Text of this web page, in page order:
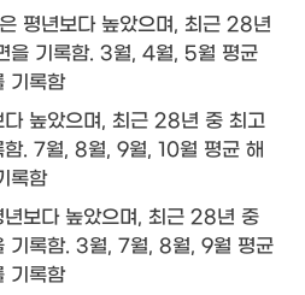
평년보다 높았으며, 최근 28년
을 기록함. 3월, 4월, 5월 평균
기록함
다 높았으며, 최근 28년 중 최고
함. 7월, 8월, 9월, 10월 평균 해
록함
년보다 높았으며, 최근 28년 중
기록함. 3월, 7월, 8월, 9월 평균
기록함